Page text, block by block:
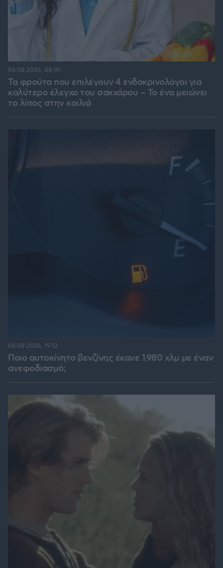
Τα φρούτα που επιλέγουν 4 ενδοκρινολόγοι για
καλύτερο έλεγχο του σακχάρου – Το ένα μειώνει
το λίπος στην κοιλιά
06.08.2026, 08:01
Ποιο αυτοκίνητο βενζίνης έκανε 1.980 χλμ με έναν
ανεφοδιασμό;
06.08.2026, 19:12